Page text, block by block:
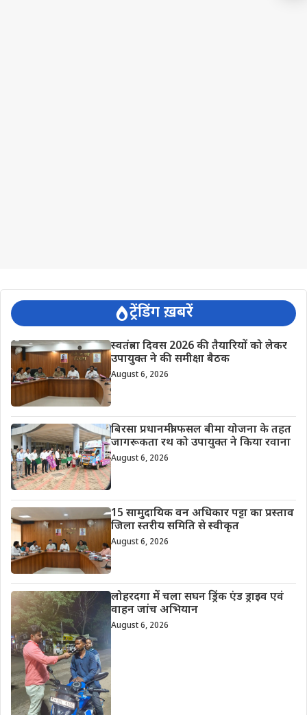
ट्रेंडिंग ख़बरें
स्वतंत्रता दिवस 2026 की तैयारियों को लेकर
उपायुक्त ने की समीक्षा बैठक
August 6, 2026
बिरसा प्रधानमंत्री फसल बीमा योजना के तहत
जागरूकता रथ को उपायुक्त ने किया रवाना
August 6, 2026
15 सामुदायिक वन अधिकार पट्टा का प्रस्ताव
जिला स्तरीय समिति से स्वीकृत
August 6, 2026
लोहरदगा में चला सघन ड्रिंक एंड ड्राइव एवं
वाहन जांच अभियान
August 6, 2026